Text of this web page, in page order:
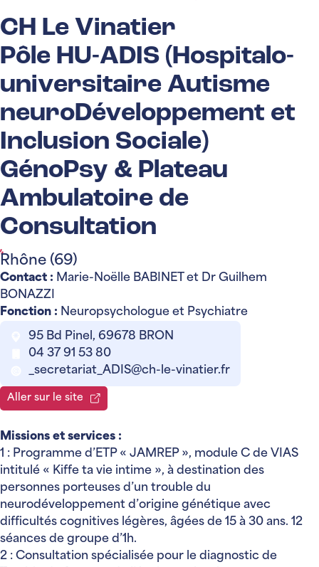
CH Le Vinatier
Pôle HU-ADIS (Hospitalo-
universitaire Autisme
neuroDéveloppement et
Inclusion Sociale)
GénoPsy & Plateau
Ambulatoire de
Consultation
Rhône (69)
Contact : Marie-Noëlle BABINET et Dr Guilhem
BONAZZI
Fonction : Neuropsychologue et Psychiatre
95 Bd Pinel, 69678 BRON
04 37 91 53 80
_secretariat_ADIS@ch-le-vinatier.fr
Aller sur le site
Missions et services :
1 : Programme d’ETP « JAMREP », module C de VIAS
intitulé « Kiffe ta vie intime », à destination des
personnes porteuses d’un trouble du
neurodéveloppement d’origine génétique avec
difficultés cognitives légères, âgées de 15 à 30 ans. 12
séances de groupe d’1h.
2 : Consultation spécialisée pour le diagnostic de